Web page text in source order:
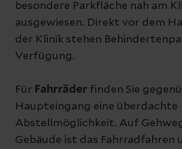
besondere Parkfläche nah am
ausgewiesen. Direkt vor dem
der Klinik stehen
Verfügung.
Für Fahrräder finden Sie
Haupteingang eine überdachte
Abstellmöglichkeit. Auf
Gebäude ist das Fahrradfahren